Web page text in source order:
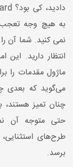
به هیچ وجه تعجب
نمی کنید. شما آن
انتظار دارید. این
ماژول مقدمات را
می‌گوید که بعدی
چنان تمیز
حتی متوجه آن
طرح‌های
برسد.